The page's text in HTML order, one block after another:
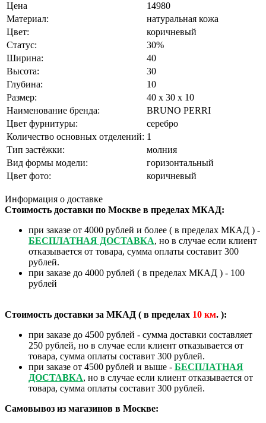
Цена
14980
Материал:
натуральная кожа
Цвет:
коричневый
Статус:
30%
Ширина:
40
Высота:
30
Глубина:
10
Размер:
40 x 30 x 10
Наименование бренда:
BRUNO PERRI
Цвет фурнитуры:
серебро
Количество основных отделений: 1
Тип застёжки:
молния
Вид формы модели:
горизонтальный
Цвет фото:
коричневый
Информация о доставке
Стоимость доставки по Москве в пределах МКАД:
при заказе от 4000 рублей и более ( в пределах МКАД ) -
БЕСПЛАТНАЯ ДОСТАВКА, но в случае если клиент
отказывается от товара, сумма оплаты составит 300
рублей.
при заказе до 4000 рублей ( в пределах МКАД ) - 100
рублей
Стоимость доставки за МКАД ( в пределах 10 км. ):
при заказе до 4500 рублей - сумма доставки составляет
250 рублей, но в случае если клиент отказывается от
товара, сумма оплаты составит 300 рублей.
при заказе от 4500 рублей и выше - БЕСПЛАТНАЯ
ДОСТАВКА, но в случае если клиент отказывается от
товара, сумма оплаты составит 300 рублей.
Самовывоз из магазинов в Москве: